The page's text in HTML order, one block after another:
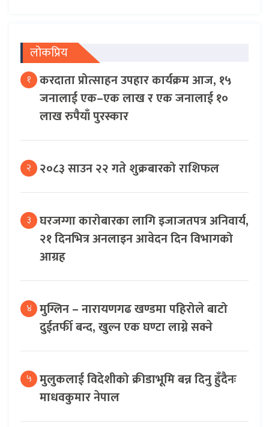
लोकप्रिय
१ करदाता प्रोत्साहन उपहार कार्यक्रम आज, १५
जनालाई एक–एक लाख र एक जनालाई १०
लाख रुपैयाँ पुरस्कार
२ २०८३ साउन २२ गते शुक्रबारको राशिफल
३ घरजग्गा कारोबारका लागि इजाजतपत्र अनिवार्य,
२१ दिनभित्र अनलाइन आवेदन दिन विभागको
आग्रह
४ मुग्लिन – नारायणगढ खण्डमा पहिरोले बाटो
दुईतर्फी बन्द, खुल्न एक घण्टा लाग्ने सक्ने
५ मुलुकलाई विदेशीको क्रीडाभूमि बन्न दिनु हुँदैनः
माधवकुमार नेपाल